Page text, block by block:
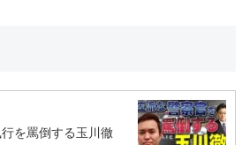
を罵倒する玉川徹